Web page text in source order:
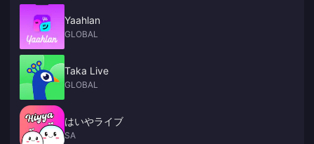
Yaahlan
GLOBAL
Taka Live
GLOBAL
はいやライブ
SA